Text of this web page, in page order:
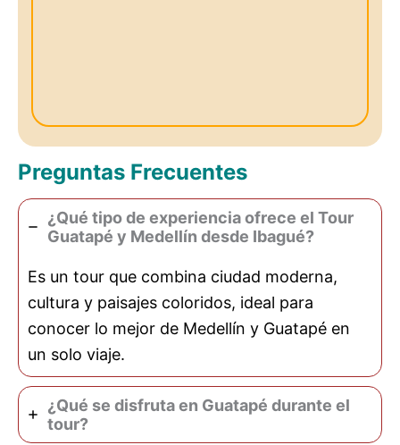
Preguntas Frecuentes
¿Qué tipo de experiencia ofrece el Tour
Guatapé y Medellín desde Ibagué?
Es un tour que combina ciudad moderna,
cultura y paisajes coloridos, ideal para
conocer lo mejor de Medellín y Guatapé en
un solo viaje.
¿Qué se disfruta en Guatapé durante el
tour?